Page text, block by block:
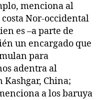
menciona al
Nor-occidental
es –a parte de
un encargado que
para
adentra al
Kashgar, China;
a los baruya